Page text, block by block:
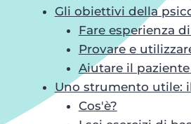
Gli obiettivi della
Fare esperienza
Provare e
Aiutare il
Uno strumento utile:
Cos'è?